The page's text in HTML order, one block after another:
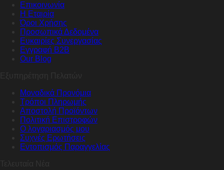
Επικοινωνία
Η Εταιρία
Όροι Χρήσης
Προσωπικά Δεδομένα
Ευκαιρίες Συνεργασίας
Εγγραφή B2B
Our Blog
Εξυπηρέτηση Πελατών
Μοναδικά Προνόμια
Τρόποι Πληρωμής
Αποστολή Προϊόντων
Πολιτική Επιστροφών
Ο λογαριασμός μου
Συχνές Ερωτήσεις
Εντοπισμός Παραγγελίας
Τελευταία Νέα